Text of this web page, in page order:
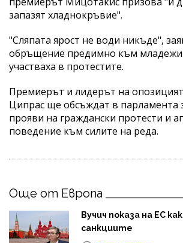
запазят хладнокръвие".
"Сляпата ярост не води никъде",
обръщение предимно към
участваха в протестите.
Премиерът и лидерът на
Ципрас ще обсъждат в парламента
прояви на граждански протести и
поведение към силите на реда.
Още от Европа
Вучич показа на ЕС
санкциите